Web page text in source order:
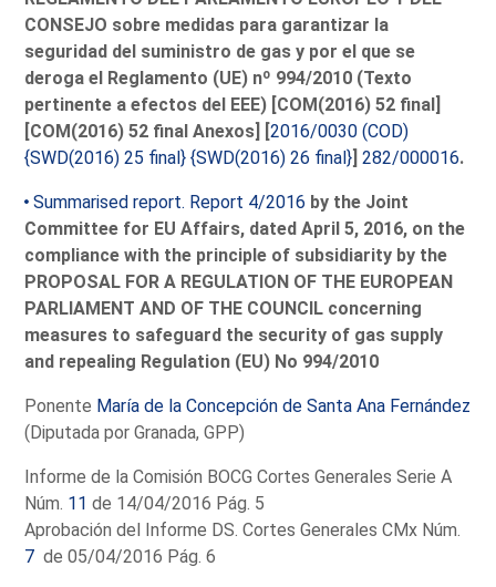
CONSEJO sobre medidas para garantizar la
seguridad del suministro de gas y por el que se
deroga el Reglamento (UE) nº 994/2010 (Texto
pertinente a efectos del EEE) [COM(2016) 52 final]
[COM(2016) 52 final Anexos] [2016/0030 (COD)
{SWD(2016) 25 final} {SWD(2016) 26 final}]282/000016.
Summarised report. Report 4/2016 by the Joint
Committee for EU Affairs, dated April 5, 2016, on the
compliance with the principle of subsidiarity by the
PROPOSAL FOR A REGULATION OF THE EUROPEAN
PARLIAMENT AND OF THE COUNCIL concerning
measures to safeguard the security of gas supply
and repealing Regulation (EU) No 994/2010
Ponente María de la Concepción de Santa Ana Fernández
(Diputada por Granada, GPP)
Informe de la Comisión BOCG Cortes Generales Serie A
Núm. 11 de 14/04/2016 Pág. 5
Aprobación del Informe DS. Cortes Generales CMx Núm.
7 de 05/04/2016 Pág. 6